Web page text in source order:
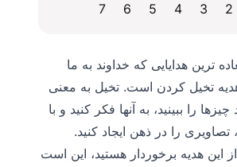
2
3
4
5
6
7
ترین هدایایی که خداوند به ما
تخیل کردن است. تخیل به معنی
چیزها را ببینید، به آنها فکر کنید و با
را در ذهن ایجاد کنید.
این هدیه برخوردار هستید، این است